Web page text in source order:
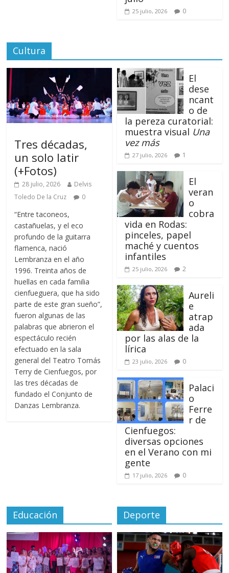
25 julio, 2026 0
Cultura
Tres décadas,
un solo latir
(+Fotos)
28 julio, 2026
Delvis
Toledo De la Cruz
0
“Entre taconeos,
castañuelas, y el eco
profundo de la guitarra
flamenca, nació
Lembranza en el año
1996. Treinta años de
huellas en cada familia
cienfueguera, que ha sido
parte de este gran sueño”,
fueron algunas de las
palabras que abrieron el
espectáculo recién
efectuado en la sala
general del Teatro Tomás
Terry de Cienfuegos, por
las tres décadas de
fundado el Conjunto de
Danzas Lembranza.
El
dese
ncant
o de
la pereza curatorial:
muestra visual Una
vez más
27 julio, 2026 1
El
veran
o
cobra
vida en Rodas:
pinceles, papel
maché y cuentos
infantiles
25 julio, 2026 2
Aureli
e
atrap
ada
por las alas de la
lírica
23 julio, 2026 0
Palaci
o
Ferre
r de
Cienfuegos:
diversas opciones
en el Verano con mi
gente
17 julio, 2026 0
Educación Deporte